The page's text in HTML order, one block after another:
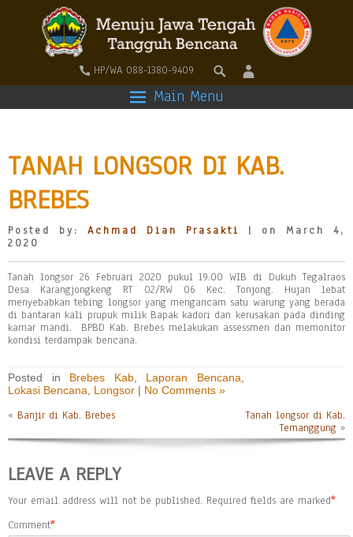
HP/WA 088-1380-9409
Main Menu
TANAH LONGSOR DI KAB.
BREBES
Posted by: Achmad Dian Prasakti
| on March 4,
2020
Tanah longsor 26 Februari 2020 pukul 19.00 WIB di Dukuh Tegalraos
Desa Karangjongkeng RT 02/RW 06 Kec. Tonjong. Hujan lebat
menyebabkan tebing longsor yang mengancam satu warung yang berada
di bantaran kali prupuk milik Bapak kadori dan kerusakan pada dinding
kamar mandi. BPBD Kab. Brebes melakukan assessmen dan memonitor
kondisi terdampak bencana.
Posted in Brebes Kab, Laporan Bencana
Lokasi Bencana
Longsor | No Comments »
« Banjir di Kab. Brebes
Tanah longsor di Kab.
Temanggung »
LEAVE A REPLY
Your email address will not be published. Required fields are marked*
Comment*